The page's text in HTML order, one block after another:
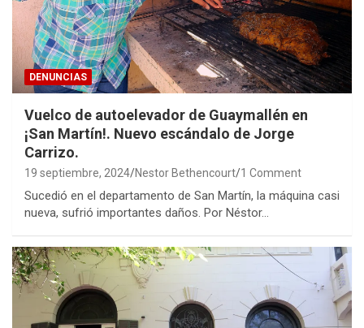
DENUNCIAS
Vuelco de autoelevador de Guaymallén en
¡San Martín!. Nuevo escándalo de Jorge
Carrizo.
19 septiembre, 2024 Nestor Bethencourt 1 Comment
Sucedió en el departamento de San Martín, la máquina casi
nueva, sufrió importantes daños. Por Néstor…